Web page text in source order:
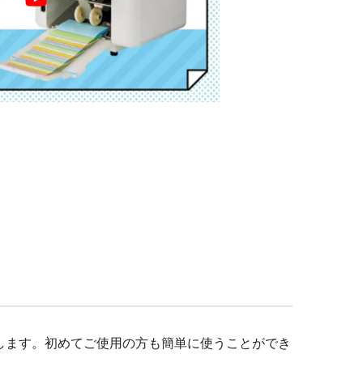
す。初めてご使用の方も簡単に使うことができ
ュリティ